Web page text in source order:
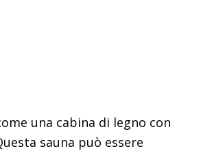
una cabina di legno con
sauna può essere